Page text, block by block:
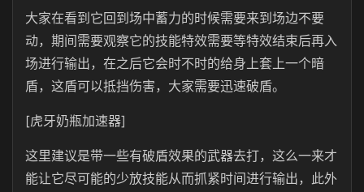
大家在看到它回到场中蓄力的时候需要来到场边不要
动，期间需要观察它的技能特效需要等特效结束后再入
场进行输出，在之后它会时不时的给身上套上一个暗
盾，这盾可以抵挡伤害，大家需要迅速破盾。
[虎牙奶瓶加速器]
这里建议是带一些有破盾效果的武器去打，这么一来才
能让它尽可能的少放技能从而抓紧时间进行输出，此外